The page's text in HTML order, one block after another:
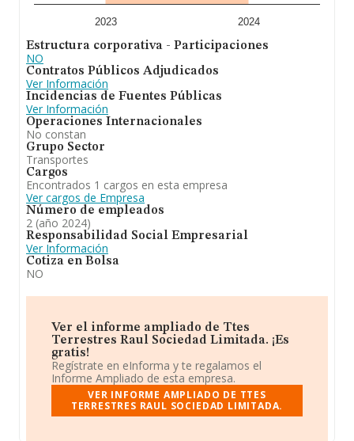
ranking nacional, la empresa ha perdido posiciones
frente al 2023.2023 2024
Estructura corporativa - Participaciones
NO
Contratos Públicos Adjudicados
Ver Información
Incidencias de Fuentes Públicas
Ver Información
Operaciones Internacionales
No constan
Grupo Sector
Transportes
Cargos
Encontrados 1 cargos en esta empresa
Ver cargos de Empresa
Número de empleados
2 (año 2024)
Responsabilidad Social Empresarial
Ver Información
Cotiza en Bolsa
NO
Ver el informe ampliado de Ttes
Terrestres Raul Sociedad Limitada. ¡Es
gratis!
Regístrate en eInforma y te regalamos el
Informe Ampliado de esta empresa.
VER INFORME AMPLIADO DE TTES
TERRESTRES RAUL SOCIEDAD LIMITADA.